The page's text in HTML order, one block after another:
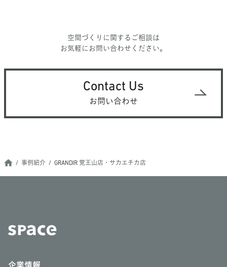
空間づくりに関するご相談は
お気軽にお問い合わせください。
Contact Us
お問い合わせ
事例紹介 GRANDIR 覚王山店・サカエチカ店